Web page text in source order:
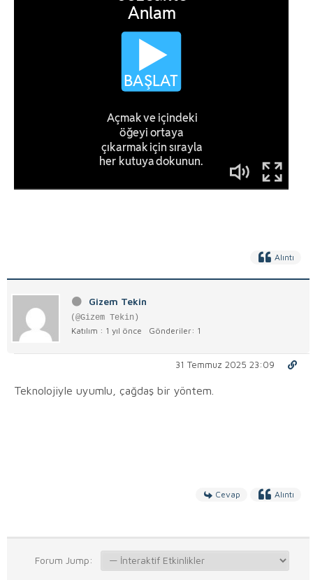
Alıntı
Gizem Tekin
(@Gizem Tekin)
Katılım : 1 yıl önce Gönderiler: 1
31 Temmuz 2025 23:09
Teknolojiyle uyumlu, çağdaş bir yöntem.
Cevap Alıntı
Forum Jump: